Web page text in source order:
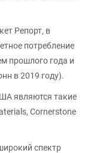
Репорт, в
потребление
прошлого года и
в 2019 году).
являются такие
Cornerstone
спектр